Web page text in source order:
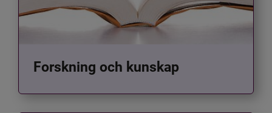
Forskning och kunskap